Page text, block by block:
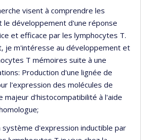
visent à comprendre les
le développement d'une réponse
et efficace par les lymphocytes T.
je m'intéresse au développement et
T mémoires suite à une
Production d'une lignée de
l'expression des molécules de
majeur d'histocompatibilité à l'aide
d'expression inductible par